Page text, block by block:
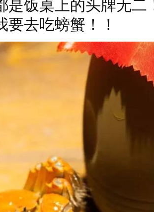
是饭桌上的头牌无二
要去吃螃蟹！！